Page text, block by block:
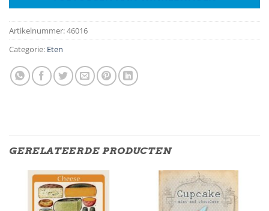
Artikelnummer:46016
Categorie: Eten
GERELATEERDE PRODUCTEN